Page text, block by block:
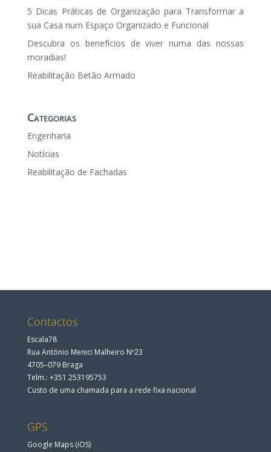
5 Dicas Práticas de Organização para Transformar a
sua Casa num Espaço Organizado e Funcional
Descubra os benefícios de viver numa das nossas
moradias!
Reabilitação Betão Armado
Categorias
Engenharia
Notícias
Reabilitação de Fachadas
Contactos
Escala78
Rua António Menici Malheiro Nº23
4705–079 Braga
Telm.: +351 253195753
Custo de uma chamada para a rede fixa nacional
GPS
Google Maps (iOS)